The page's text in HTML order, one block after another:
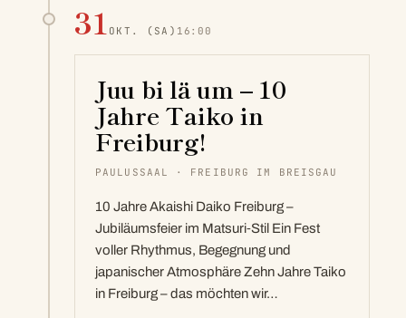
31 OKT. (SA) 16:00
Juu bi lä um – 10
Jahre Taiko in
Freiburg!
PAULUSSAAL · FREIBURG IM BREISGAU
10 Jahre Akaishi Daiko Freiburg –
Jubiläumsfeier im Matsuri‑Stil Ein Fest
voller Rhythmus, Begegnung und
japanischer Atmosphäre Zehn Jahre Taiko
in Freiburg – das möchten wir…